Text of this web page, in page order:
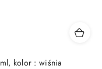
kolor : wiśnia